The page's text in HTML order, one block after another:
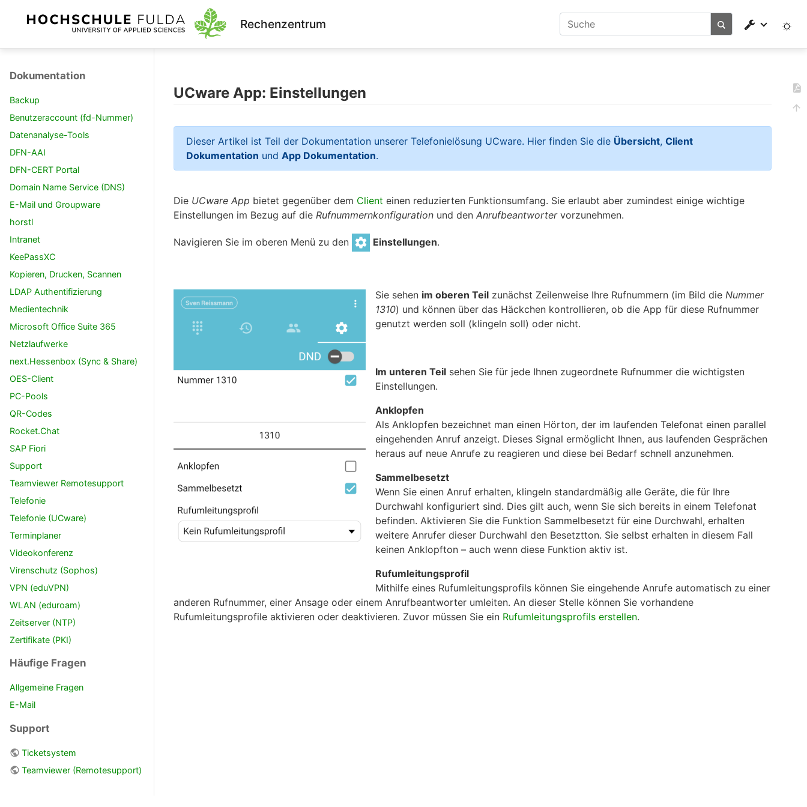
Rechenzentrum
Dokumentation
Backup
Benutzeraccount (fd-Nummer)
Datenanalyse-Tools
DFN-AAI
DFN-CERT Portal
Domain Name Service (DNS)
E-Mail und Groupware
horstl
Intranet
KeePassXC
Kopieren, Drucken, Scannen
LDAP Authentifizierung
Medientechnik
Microsoft Office Suite 365
Netzlaufwerke
next.Hessenbox (Sync & Share)
OES-Client
PC-Pools
QR-Codes
Rocket.Chat
SAP Fiori
Support
Teamviewer Remotesupport
Telefonie
Telefonie (UCware)
Terminplaner
Videokonferenz
Virenschutz (Sophos)
VPN (eduVPN)
WLAN (eduroam)
Zeitserver (NTP)
Zertifikate (PKI)
Häufige Fragen
Allgemeine Fragen
E-Mail
Support
Ticketsystem
Teamviewer (Remotesupport)
UCware App: Einstellungen
Dieser Artikel ist Teil der Dokumentation unserer Telefonielösung UCware. Hier finden Sie die Übersicht, Client
Dokumentation und App Dokumentation.
Die UCware App bietet gegenüber dem Client einen reduzierten Funktionsumfang. Sie erlaubt aber zumindest einige wichtige
Einstellungen im Bezug auf die Rufnummernkonfiguration und den Anrufbeantwortervorzunehmen.
Navigieren Sie im oberen Menü zu den Einstellungen.
Sie sehen im oberen Teil zunächst Zeilenweise Ihre Rufnummern (im Bild die Nummer
1310) und können über das Häckchen kontrollieren, ob die App für diese Rufnummer
genutzt werden soll (klingeln soll) oder nicht.
Im unteren Teil sehen Sie für jede Ihnen zugeordnete Rufnummer die wichtigsten
Einstellungen.
Anklopfen
Als Anklopfen bezeichnet man einen Hörton, der im laufenden Telefonat einen parallel
eingehenden Anruf anzeigt. Dieses Signal ermöglicht Ihnen, aus laufenden Gesprächen
heraus auf neue Anrufe zu reagieren und diese bei Bedarf schnell anzunehmen.
Sammelbesetzt
Wenn Sie einen Anruf erhalten, klingeln standardmäßig alle Geräte, die für Ihre
Durchwahl konfiguriert sind. Dies gilt auch, wenn Sie sich bereits in einem Telefonat
befinden. Aktivieren Sie die Funktion Sammelbesetzt für eine Durchwahl, erhalten
weitere Anrufer dieser Durchwahl den Besetztton. Sie selbst erhalten in diesem Fall
keinen Anklopfton – auch wenn diese Funktion aktiv ist.
Rufumleitungsprofil
Mithilfe eines Rufumleitungsprofils können Sie eingehende Anrufe automatisch zu einer
anderen Rufnummer, einer Ansage oder einem Anrufbeantworter umleiten. An dieser Stelle können Sie vorhandene
Rufumleitungsprofile aktivieren oder deaktivieren. Zuvor müssen Sie ein Rufumleitungsprofils erstellen.